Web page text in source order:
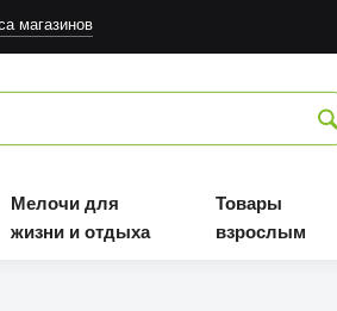
магазинов
Мелочи для
жизни и отдыха
Товары
взрослым